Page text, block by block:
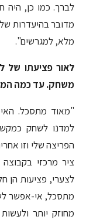
לברך. כמו כן, היה
מדובר בהיעדרות
מלא, למגרשים".
לאור פציעתו של
משחק. עד כמה
"מאוד מתסכל.
למדנו לשחק
הפריצה שלי וזו
ציר מרכזי
לצערי, פציעות הן
מתסכל, אי-אפשר
מחוזק יותר